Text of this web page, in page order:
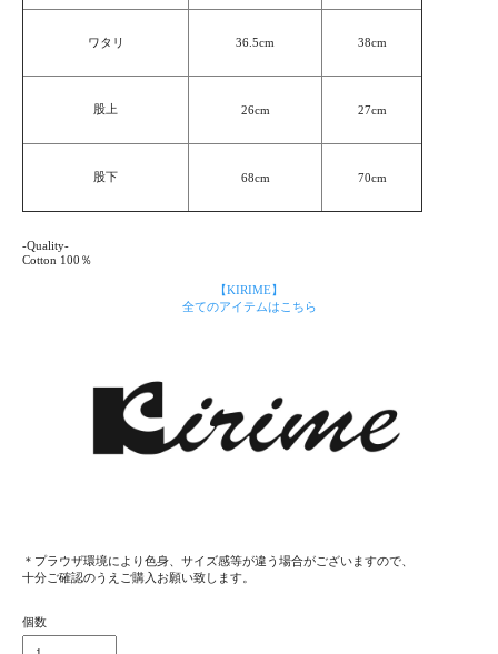
ワタリ 36.5cm 38cm
股上 26cm 27cm
股下 68cm 70cm
-Quality-
Cotton 100％
【KIRIME】
全てのアイテムはこちら
＊プラウザ環境により色身、サイズ感等が違う場合がございますので、
十分ご確認のうえご購入お願い致します。
個数